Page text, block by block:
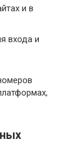
и в
входа и